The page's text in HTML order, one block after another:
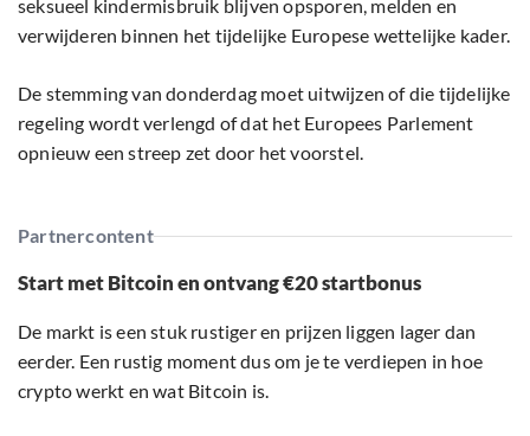
seksueel kindermisbruik blijven opsporen, melden en
verwijderen binnen het tijdelijke Europese wettelijke kader.
De stemming van donderdag moet uitwijzen of die tijdelijke
regeling wordt verlengd of dat het Europees Parlement
opnieuw een streep zet door het voorstel.
Partnercontent
Start met Bitcoin en ontvang €20 startbonus
De markt is een stuk rustiger en prijzen liggen lager dan
eerder. Een rustig moment dus om je te verdiepen in hoe
crypto werkt en wat Bitcoin is.